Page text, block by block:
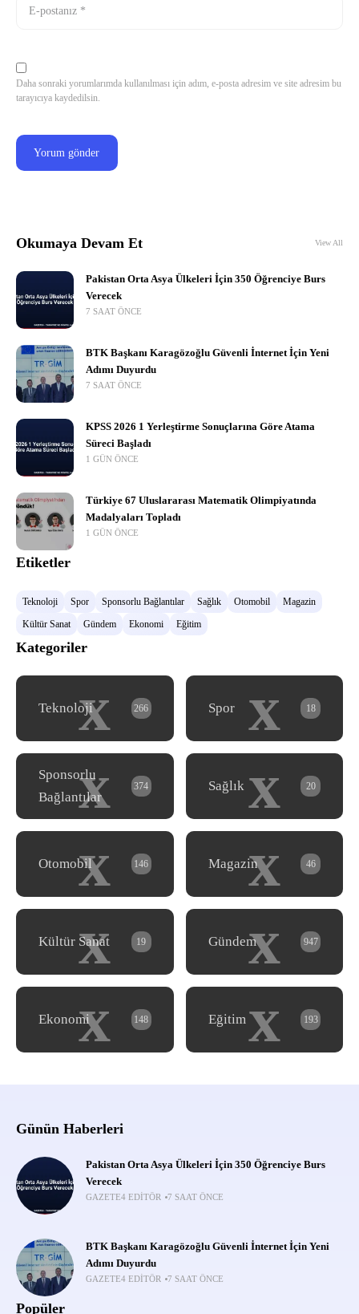
Daha sonraki yorumlarımda kullanılması için adım, e-posta adresim ve site adresim bu
tarayıcıya kaydedilsin.
Okumaya Devam Et View All
Pakistan Orta Asya Ülkeleri İçin 350 Öğrenciye Burs
Verecek
7 SAAT ÖNCE
BTK Başkanı Karagözoğlu Güvenli İnternet İçin Yeni
Adımı Duyurdu
7 SAAT ÖNCE
KPSS 2026 1 Yerleştirme Sonuçlarına Göre Atama
Süreci Başladı
1 GÜN ÖNCE
Türkiye 67 Uluslararası Matematik Olimpiyatında
Madalyaları Topladı
1 GÜN ÖNCE
Etiketler
Teknoloji Spor Sponsorlu Bağlantılar Sağlık Otomobil
Magazin
Kültür Sanat
Gündem Ekonomi Eğitim
Kategoriler
x
Teknoloji 266 x
Spor 18
x
Sponsorlu
Bağlantılar
374 x
Sağlık 20
x
Otomobil 146 x
Magazin 46
x
Kültür Sanat 19 x
Gündem 947
x
Ekonomi 148 x
Eğitim 193
Günün Haberleri
Pakistan Orta Asya Ülkeleri İçin 350 Öğrenciye Burs
Verecek
GAZETE4 EDITÖR 7 SAAT ÖNCE
BTK Başkanı Karagözoğlu Güvenli İnternet İçin Yeni
Adımı Duyurdu
GAZETE4 EDITÖR 7 SAAT ÖNCE
Popüler